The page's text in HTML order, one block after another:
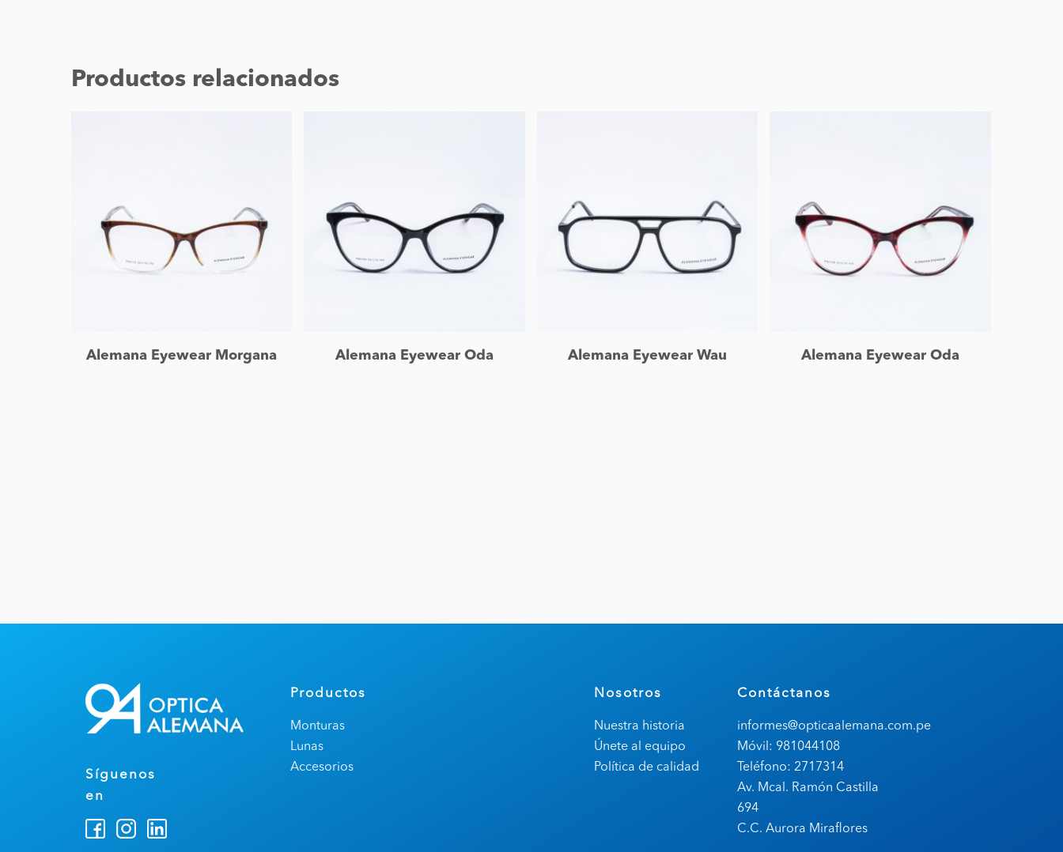
Productos relacionados
Leer más
Alemana Eyewear Morgana
Leer más
Alemana Eyewear Oda
Leer más
Alemana Eyewear Wau
Leer más
Alemana Eyewear Oda
Síguenos
en
Productos
Monturas
Lunas
Accesorios
Nosotros
Nuestra historia
Únete al equipo
Política de calidad
Contáctanos
informes@opticaalemana.com.pe
Móvil: 981044108
Teléfono: 2717314
Av. Mcal. Ramón Castilla
694
C.C. Aurora Miraflores